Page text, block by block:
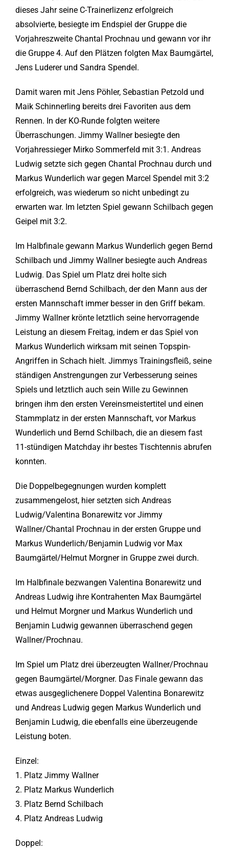
dieses Jahr seine C-Trainerlizenz erfolgreich
absolvierte, besiegte im Endspiel der Gruppe die
Vorjahreszweite Chantal Prochnau und gewann vor ihr
die Gruppe 4. Auf den Plätzen folgten Max Baumgärtel,
Jens Luderer und Sandra Spendel.
Damit waren mit Jens Pöhler, Sebastian Petzold und
Maik Schinnerling bereits drei Favoriten aus dem
Rennen. In der KO-Runde folgten weitere
Überraschungen. Jimmy Wallner besiegte den
Vorjahressieger Mirko Sommerfeld mit 3:1. Andreas
Ludwig setzte sich gegen Chantal Prochnau durch und
Markus Wunderlich war gegen Marcel Spendel mit 3:2
erfolgreich, was wiederum so nicht unbedingt zu
erwarten war. Im letzten Spiel gewann Schilbach gegen
Geipel mit 3:2.
Im Halbfinale gewann Markus Wunderlich gegen Bernd
Schilbach und Jimmy Wallner besiegte auch Andreas
Ludwig. Das Spiel um Platz drei holte sich
überraschend Bernd Schilbach, der den Mann aus der
ersten Mannschaft immer besser in den Griff bekam.
Jimmy Wallner krönte letztlich seine hervorragende
Leistung an diesem Freitag, indem er das Spiel von
Markus Wunderlich wirksam mit seinen Topspin-
Angriffen in Schach hielt. Jimmys Trainingsfleiß, seine
ständigen Anstrengungen zur Verbesserung seines
Spiels und letztlich auch sein Wille zu Gewinnen
bringen ihm den ersten Vereinsmeistertitel und einen
Stammplatz in der ersten Mannschaft, vor Markus
Wunderlich und Bernd Schilbach, die an diesem fast
11-stündigen Matchday ihr bestes Tischtennis abrufen
konnten.
Die Doppelbegegnungen wurden komplett
zusammengelost, hier setzten sich Andreas
Ludwig/Valentina Bonarewitz vor Jimmy
Wallner/Chantal Prochnau in der ersten Gruppe und
Markus Wunderlich/Benjamin Ludwig vor Max
Baumgärtel/Helmut Morgner in Gruppe zwei durch.
Im Halbfinale bezwangen Valentina Bonarewitz und
Andreas Ludwig ihre Kontrahenten Max Baumgärtel
und Helmut Morgner und Markus Wunderlich und
Benjamin Ludwig gewannen überraschend gegen
Wallner/Prochnau.
Im Spiel um Platz drei überzeugten Wallner/Prochnau
gegen Baumgärtel/Morgner. Das Finale gewann das
etwas ausgeglichenere Doppel Valentina Bonarewitz
und Andreas Ludwig gegen Markus Wunderlich und
Benjamin Ludwig, die ebenfalls eine überzeugende
Leistung boten.
Einzel:
1. Platz Jimmy Wallner
2. Platz Markus Wunderlich
3. Platz Bernd Schilbach
4. Platz Andreas Ludwig
Doppel: